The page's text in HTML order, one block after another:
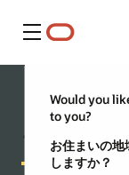
メニュー
Would you
to you?
お住まいの
しますか？
コンテ
ーレス